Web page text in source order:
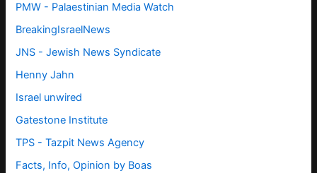
PMW - Palaestinian Media Watch
BreakingIsraelNews
JNS - Jewish News Syndicate
Henny Jahn
Israel unwired
Gatestone Institute
TPS -Tazpit News Agency
Facts, Info, Opinion by Boas